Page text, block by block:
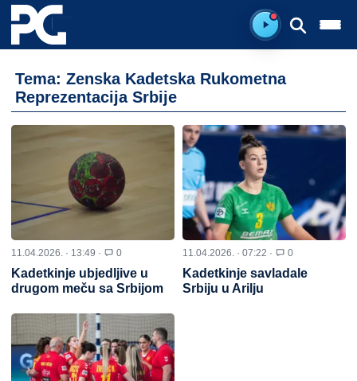
Spreman za
Tema: Zenska Kadetska Rukometna
Reprezentacija Srbije
11.04.2026. · 13:49 · 0
Kadetkinje ubjedljive u
drugom meču sa Srbijom
11.04.2026. · 07:22 · 0
Kadetkinje savladale
Srbiju u Arilju